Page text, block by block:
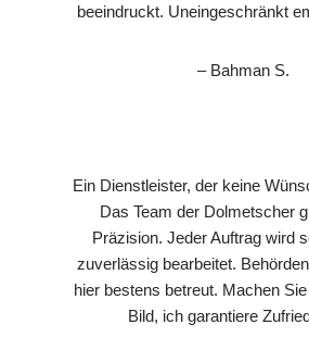
beeindruckt. Uneingeschränkt
– Bahman S.
Ein Dienstleister, der keine
Das Team der Dolmetscher
Präzision. Jeder Auftrag wird
zuverlässig bearbeitet.
hier bestens betreut. Machen
Bild, ich garantiere